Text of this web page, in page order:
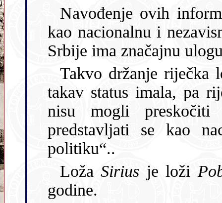
Navođenje ovih
kao nacionalnu i
Srbije ima značajnu
Takvo držanje riječka
takav status imala, pa
nisu mogli preskočiti ustaljenu masonsku hijerarhiju i
predstavljati se kao nacionalna loža i
politiku“..
Loža Sirius je loži
godine.